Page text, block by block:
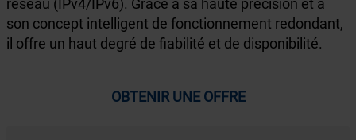
son concept intelligent de fonctionnement redondant,
il offre un haut degré de fiabilité et de disponibilité.
OBTENIR UNE OFFRE